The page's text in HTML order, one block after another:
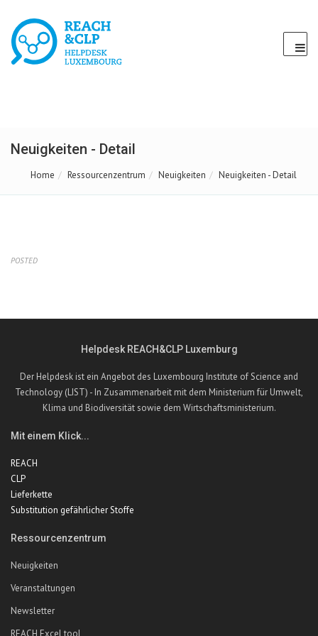
Neuigkeiten - Detail
Home Ressourcenzentrum Neuigkeiten Neuigkeiten - Detail
POSTED
Helpdesk REACH&CLP Luxemburg
Der Helpdesk ist ein Angebot des Luxembourg Institute of Science and
Technology (LIST) - In Zusammenarbeit mit dem Ministerium für Umwelt,
Klima und Biodiversität sowie dem Wirtschaftsministerium.
Mit einem Klick...
REACH
CLP
Lieferkette
Substitution gefährlicher Stoffe
Ressourcenzentrum
Neuigkeiten
Veranstaltungen
Newsletter
REACH Excel tool